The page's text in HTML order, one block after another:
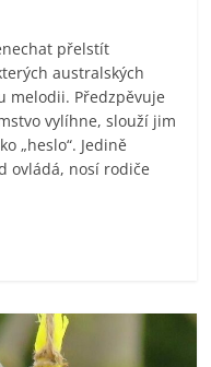
přelstít
australských
melodii. Předzpěvuje
vylíhne, slouží jim
„heslo“. Jedině
ovládá, nosí rodiče